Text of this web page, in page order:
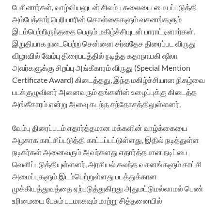
பேசினார்கள், வாழ்வியலுடன் சிலம்ப கலையை மையப்படுத்தி
அம்பேத்கார் பெரியாரின் கொள்கைகளும் வசனங்களும்
இடம்பெற்றிருந்ததை பெரும் மகிழ்ச்சியுடன் பாராட்டினார்கள்,
இறுதியாக நடைபெற்ற சென்னை சர்வதேச திரைப்பட விருது
விழாவில் வேம்பு திரைபடத்தில் நடித்த கதாநாயகி ஷீலா
அவர்களுக்கு சிறப்பு அங்கீகாரம் விருது (Special Mention
Certificate Award) கிடைத்தது, இந்த மகிழ்ச்சியான நிகழ்வை
படக்குழுவினர் அனைவரும் தங்களின் உழைப்புக்கு கிடைத்த
அங்கீகாரம் என்று அளவு கடந்த சந்தோசத்திலுள்ளனர்,
வேம்பு திரைப்படம் எதார்த்தமான மக்களின் வாழ்க்கையை
அழகாக காட்சிப்படுத்தி காட்டப்பட்டுள்ளது, இதில் நடித்துள்ள
நடிகர்கள் அனைவரும் அவர்களது எதார்த்தமான நடிப்பை
வெளிப்படுத்தியுள்ளனர், அரசியல் கலந்த வசனங்களும் காட்சி
அமைப்புகளும் இடம்பெற்றுள்ளது படத்துக்கான
முக்கியத்துவத்தை ஏற்படுத்துகிறது அதுமட்டுமல்லாமல் பெண்
உரிமையை பேசும் படமாகவும் மாற்று சித்தனையில்